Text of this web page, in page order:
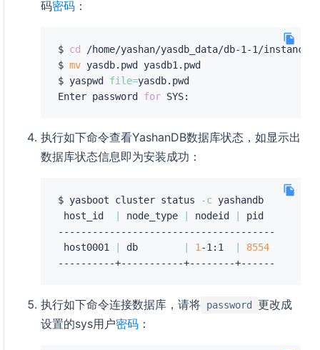
码密码 ：
$ cd /home/yashan/yasdb_data/db-1-1/instance
$ mv yasdb.pwd yasdb1.pwd
$ yaspwd file=yasdb.pwd
Enter password for
执行如下命令查看YashanDB数据库状态，如显示出
数据库状态信息即为安装成功：
$ yasboot cluster status -c yashandb
host_id
node_type nodeid
pid
--------------------------------------
host0001
db 1 -1:1
8554
执行如下命令连接数据库，请将 password
更改成
设置的sys用户密码 ：